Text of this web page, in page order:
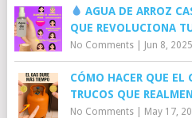
AGUA DE ARROZ
QUE REVOLUCIONA
No Comments| Jun 8, 2025
CÓMO HACER QUE EL
TRUCOS QUE
No Comments| May 17,